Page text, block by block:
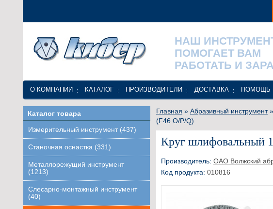
НАШ
ПОМОГАЕТ ВАМ
РАБОТАТЬ И
О КОМПАНИИ КАТАЛОГ ПРОИЗВОДИТЕЛИ ДОСТАВКА ПОМОЩЬ
Каталог товара
Измерительный инструмент (437)
Станочная оснастка (331)
Металлорежущий инструмент
(1213)
Слесарно-монтажный инструмент
(40)
Главная » Абразивный инструмент»
(F46 O/P/Q)
Круг шлифовальный
Производитель: ОАО Волжский
Код продукта: 010816